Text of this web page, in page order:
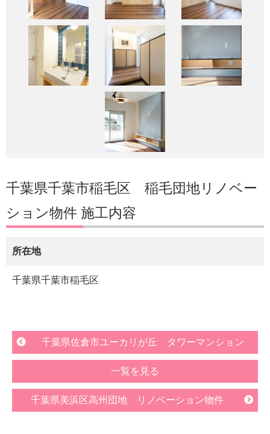
千葉県千葉市稲毛区 稲毛団地リノベー
ション物件 施工内容
所在地
千葉県千葉市稲毛区
千葉県佐倉市ユーカリが丘 タワーマンション
一覧を見る
千葉県美浜区高州団地 リノベーション物件